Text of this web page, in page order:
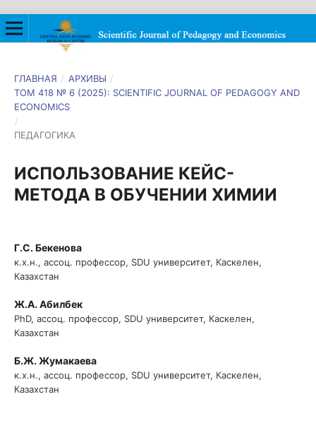
ГЛАВНАЯ / АРХИВЫ /
ТОМ 418 № 6 (2025): SCIENTIFIC JOURNAL OF PEDAGOGY AND
ECONOMICS
/
ПЕДАГОГИКА
ИСПОЛЬЗОВАНИЕ КЕЙС-
МЕТОДА В ОБУЧЕНИИ ХИМИИ
Г.C. Бекенова
к.х.н., ассоц. профессор, SDU университет, Каскелен,
Казахстан
Ж.А. Абилбек
PhD, ассоц. профессор, SDU университет, Каскелен,
Казахстан
Б.Ж. Жумакаева
к.х.н., ассоц. профессор, SDU университет, Каскелен,
Казахстан